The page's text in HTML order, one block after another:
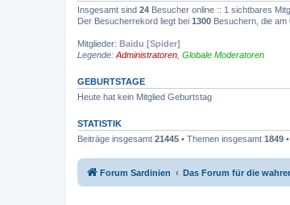
Insgesamt sind 24 Besucher online :: 1 sichtbares
Der Besucherrekord liegt bei 1300 Besuchern, die am
Mitglieder: Baidu [Spider]
Legende: Administratoren Globale Moderatoren
GEBURTSTAGE
Heute hat kein Mitglied Geburtstag
STATISTIK
Beiträge insgesamt 21445 • Themen insgesamt 1849
Forum Sardinien Das Forum für die